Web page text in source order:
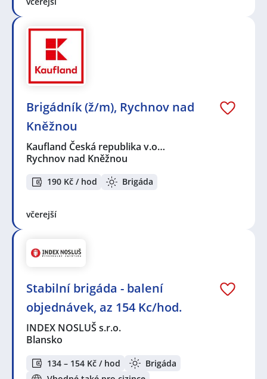
Brigádník (ž/m), Rychnov nad
Kněžnou
Kaufland Česká republika v.o…
Rychnov nad Kněžnou
190 Kč / hod Brigáda
včerejší
Stabilní brigáda - balení
objednávek, az 154 Kc/hod.
INDEX NOSLUŠ s.r.o.
Blansko
134 – 154 Kč / hod
Brigáda